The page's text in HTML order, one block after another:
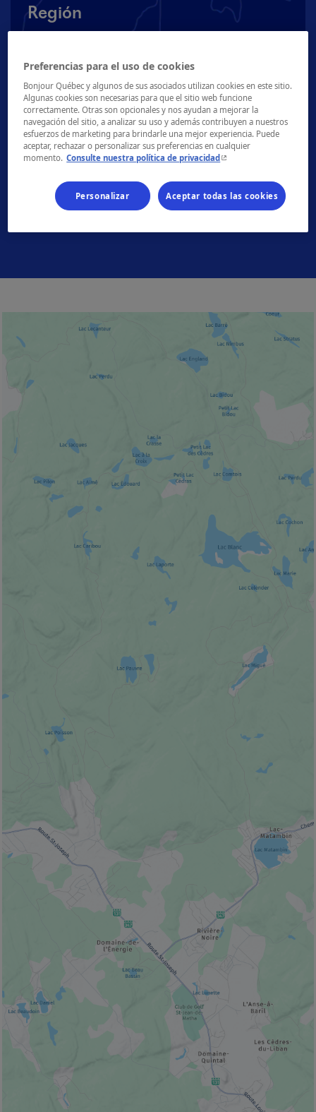
Región
Preferencias para el uso de cookies
Bonjour Québec y algunos de sus asociados utilizan cookies en este sitio.
Algunas cookies son necesarias para que el sitio web funcione
correctamente. Otras son opcionales y nos ayudan a mejorar la
navegación del sitio, a analizar su uso y además contribuyen a nuestros
esfuerzos de marketing para brindarle una mejor experiencia. Puede
aceptar, rechazar o personalizar sus preferencias en cualquier
momento. Consulte nuestra política de privacidad- Este hipervínculo se
Personalizar Aceptar todas las cookies